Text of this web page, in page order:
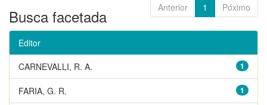
Anterior 1 Póximo
Busca facetada
Editor
1
CARNEVALLI, R. A.
1
FARIA, G. R.